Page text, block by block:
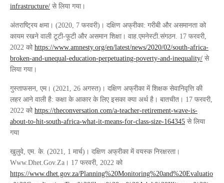
infrastructure/ से लिया गया।
अंतराष्ट्रिय क्षमा। (2020, 7 फरवरी)। दक्षिण अफ्रीका: गरीबी और असमानता को
कायम रखने वाली टूटी-फूटी और असमान शिक्षा। वाह.एमनेस्टी.संगठन. 17 फरवरी,
2022 को https://www.amnesty.org/en/latest/news/2020/02/south-africa-
broken-and-unequal-education-perpetuating-poverty-and-inequality/ से
लिया गया।
गुस्ताफसन, एम। (2021, 26 अगस्त)। दक्षिण अफ्रीका में शिक्षक सेवानिवृत्ति की
लहर आने वाली है: कक्षा के आकार के लिए इसका क्या अर्थ है। बातचीत। 17 फरवरी,
2022 को https://theconversation.com/a-teacher-retirement-wave-is-
about-to-hit-south-africa-what-it-means-for-class-size-164345 से लिया
गया
खुलुवे, एम. के. (2021, 1 मार्च)। दक्षिण अफ्रीका में वयस्क निरक्षरता।
Www.Dhet.Gov.Za। 17 फरवरी, 2022 को
https://www.dhet.gov.za/Planning%20Monitoring%20and%20Evaluatio